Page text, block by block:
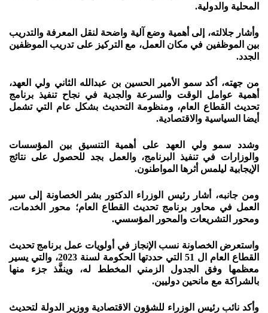
المحلية والدولية.
وأشار جلالته، إلى أهمية وضع آلية واضحة لنقل المعرفة والتدريب
بين الموظفين في مكان العمل، مع التركيز على تدريب الموظفين
الجدد.
من جهته، أكد سمو الأمير الحسين بن عبدالله الثاني ولي العهد،
أهمية عوامل الوقت والسرعة والجدية في نجاح تنفيذ برنامج
تحديث القطاع العام، ومنظومة التحديث بشكل عام التي تشمل
أيضا السياسية والاقتصادية.
وشدد سمو ولي العهد على أهمية التنسيق بين المؤسسات
والوزارات في تنفيذ البرنامج، والعمل بجد للحصول على نتائج
الإيجابية ليلمس أثرها المواطنون.
ومن جانبه، أشار رئيس الوزراء الدكتور بشر الخصاونة إلى سير
العمل في محاور برنامج تحديث القطاع العام؛ محور الخدمات،
ومحور التشريعات والمحور المؤسسي.
واستعرض الخصاونة نسب الإنجاز في أولويات عمل برنامج تحديث
القطاع العام ال 51 التي حددتها الحكومة لسنة 2023، والتي يسير
معظمها وفق الجدول الزمني المخطط له، وينفَّذ جزء منها
بالشراكة مع مانحين دوليين.
وأكد نائب رئيس الوزراء للشؤون الاقتصادية ووزير الدولة لتحديث